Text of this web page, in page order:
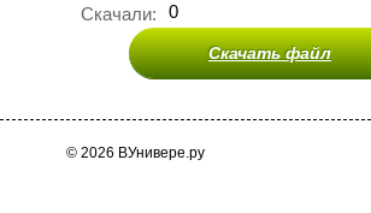
Скачали:
0
Скачать файл
© 2026 ВУнивере.ру